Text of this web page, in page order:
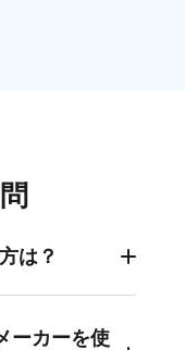
は？
リックで
ーカーを使